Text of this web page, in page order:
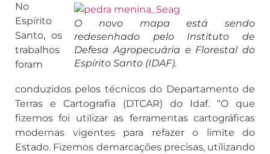
O novo mapa está sendo
redesenhado pelo Instituto de
Defesa Agropecuária e Florestal do
Espírito Santo (IDAF).
No
Espírito
Santo, os
trabalhos
foram
conduzidos pelos técnicos do Departamento de
Terras e Cartografia (DTCAR) do Idaf. “O que
fizemos foi utilizar as ferramentas cartográficas
modernas vigentes para refazer o limite do
Estado. Fizemos demarcações precisas, utilizando